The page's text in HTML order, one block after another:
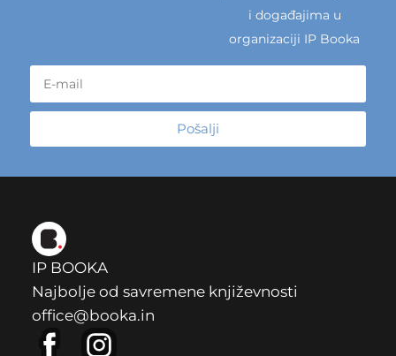
i događajima u
organizaciji IP Booka
Pošalji
IP BOOKA
Najbolje od savremene književnosti
office@booka.in